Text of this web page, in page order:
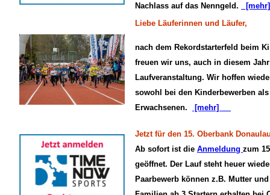
Nachlass auf das Nenngeld.
[mehr]
Liebe Läuferinnen und Läufer,
nach dem Rekordstarterfeld beim
freuen wir uns, auch in diesem
Laufveranstaltung. Wir hoffen
sowohl bei den Kinderbewerben
Erwachsenen.
[mehr]
Jetzt für den 15. Oberbank
Ab sofort ist die Anmeldung zum
geöffnet. Der Lauf steht heuer
Paarbewerb können z.B. Mutter